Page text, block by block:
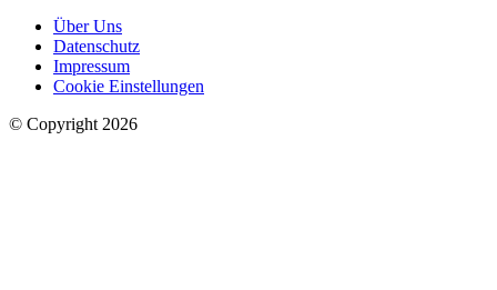
Über Uns
Datenschutz
Impressum
Cookie Einstellungen
© Copyright 2026